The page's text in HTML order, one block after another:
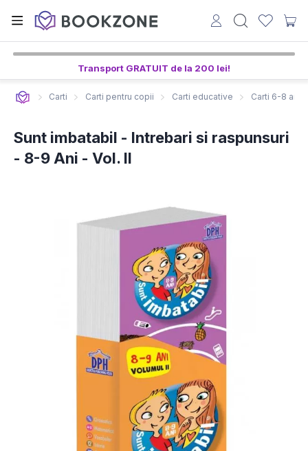
Transport GRATUIT de la 200 lei!
5 ore, 27 min, 52 sec
Carti Carti pentru copii Carti educative Carti 6-8 ani
Sunt imbatabil - Intrebari si raspunsuri
- 8-9 Ani - Vol. II